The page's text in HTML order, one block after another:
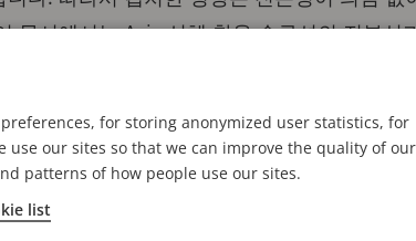
문서에서는 Axis 신체 착용 솔루션의 진본성
로 캡처한 영상의 진본성 확인
라 사용이 증가하고 있으며, 카메라는 경찰
수집할 때 신체 착용 카메라로 캡처한 영상
for storing anonymized user statistics, for
our sites so that we can improve the quality of our
patterns of how people use our sites.
list